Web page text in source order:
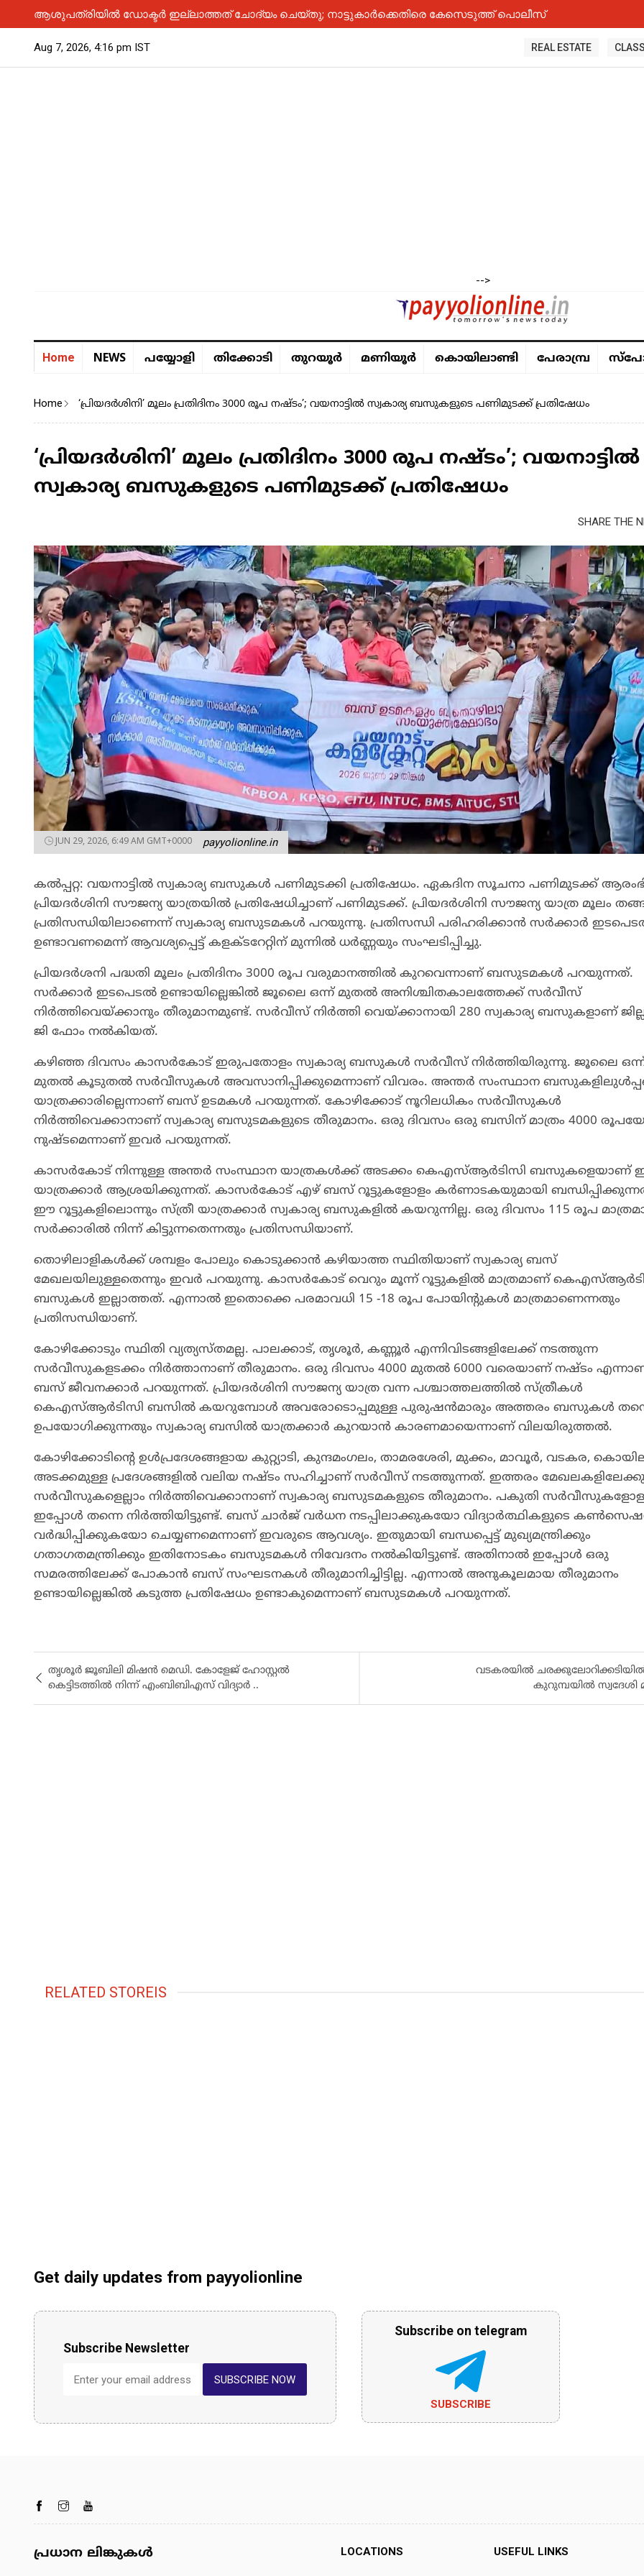
ആശുപത്രിയിൽ ഡോക്ടർ ഇല്ലാത്തത് ചോദ്യം ചെയ്തു; നാട്ടുകാർക്കെതിരെ കേസെടുത്ത് പൊലീസ്
Aug 7, 2026, 4:16 pm IST REAL ESTATE
-->
Home NEWS പയ്യോളി തിക്കോടി തുറയൂര്‍ മണിയൂര്‍ കൊയിലാണ്ടി പേരാമ്പ്ര
Home ‘പ്രിയദർശിനി’ മൂലം പ്രതിദിനം 3000 രൂപ നഷ്ടം’; വയനാട്ടിൽ സ്വകാര്യ ബസുകളുടെ പണിമുടക്ക് പ്രതിഷേധം
‘പ്രിയദർശിനി’ മൂലം പ്രതിദിനം 3000 രൂപ നഷ്ടം’; വയനാട്ടിൽ
സ്വകാര്യ ബസുകളുടെ പണിമുടക്ക് പ്രതിഷേധം
SHARE THE
JUN 29, 2026, 6:49 AM GMT+0000 payyolionline.in
കൽപ്പറ്റ: വയനാട്ടിൽ സ്വകാര്യ ബസുകൾ പണിമുടക്കി പ്രതിഷേധം. ഏകദിന സൂചനാ പണിമുടക്ക്
പ്രിയദർശിനി സൗജന്യ യാത്രയിൽ പ്രതിഷേധിച്ചാണ് പണിമുടക്ക്. പ്രിയദർശിനി സൗജന്യ യാത്ര മൂലം
പ്രതിസന്ധിയിലാണെന്ന് സ്വകാര്യ ബസുടമകൾ പറയുന്നു. പ്രതിസന്ധി പരിഹരിക്കാൻ സർക്കാർ
ഉണ്ടാവണമെന്ന് ആവശ്യപ്പെട്ട് കളക്ടറേറ്റിന് മുന്നിൽ ധർണ്ണയും സംഘടിപ്പിച്ചു.
പ്രിയദർശനി പദ്ധതി മൂലം പ്രതിദിനം 3000 രൂപ വരുമാനത്തിൽ കുറവെന്നാണ് ബസുടമകൾ പറയുന്നത്.
സർക്കാർ ഇടപെടൽ ഉണ്ടായില്ലെങ്കിൽ ജൂലൈ ഒന്ന് മുതൽ അനിശ്ചിതകാലത്തേക്ക് സർവീസ്
നിർത്തിവെയ്ക്കാനും തീരുമാനമുണ്ട്. സർവീസ് നിർത്തി വെയ്ക്കാനായി 280 സ്വകാര്യ ബസുകളാണ്
ജി ഫോം നൽകിയത്.
കഴിഞ്ഞ ദിവസം കാസർകോട് ഇരുപതോളം സ്വകാര്യ ബസുകൾ സർവീസ് നിർത്തിയിരുന്നു. ജൂലൈ
മുതൽ കൂടുതൽ സർവീസുകൾ അവസാനിപ്പിക്കുമെന്നാണ് വിവരം. അന്തർ സംസ്ഥാന
യാത്രക്കാരില്ലെന്നാണ് ബസ് ഉടമകൾ പറയുന്നത്. കോഴിക്കോട് നൂറിലധികം സർവീസുകൾ
നിർത്തിവെക്കാനാണ് സ്വകാര്യ ബസുടമകളുടെ തീരുമാനം. ഒരു ദിവസം ഒരു ബസിന് മാത്രം 4000
നുഷ്ടമെന്നാണ് ഇവർ പറയുന്നത്.
കാസർകോട് നിന്നുള്ള അന്തർ സംസ്ഥാന യാത്രകൾക്ക് അടക്കം കെഎസ്ആർടിസി ബസുകളെയാണ്
യാത്രക്കാർ ആശ്രയിക്കുന്നത്. കാസർകോട് എഴ് ബസ് റൂട്ടുകളോളം കർണാടകയുമായി
ഈ റൂട്ടുകളിലൊന്നും സ്ത്രീ യാത്രക്കാർ സ്വകാര്യ ബസുകളിൽ കയറുന്നില്ല. ഒരു ദിവസം 115 രൂപ
സർക്കാരിൽ നിന്ന് കിട്ടുന്നതെന്നതും പ്രതിസന്ധിയാണ്.
തൊഴിലാളികൾക്ക് ശമ്പളം പോലും കൊടുക്കാൻ കഴിയാത്ത സ്ഥിതിയാണ് സ്വകാര്യ ബസ്
മേഖലയിലുള്ളതെന്നും ഇവർ പറയുന്നു. കാസർകോട് വെറും മൂന്ന് റൂട്ടുകളിൽ മാത്രമാണ്
ബസുകൾ ഇല്ലാത്തത്. എന്നാൽ ഇതൊക്കെ പരമാവധി 15 -18 രൂപ പോയിന്റുകൾ മാത്രമാണെന്നതും
പ്രതിസന്ധിയാണ്.
കോഴിക്കോടും സ്ഥിതി വ്യത്യസ്തമല്ല. പാലക്കാട്, തൃശൂർ, കണ്ണൂർ എന്നിവിടങ്ങളിലേക്ക് നടത്തുന്ന
സർവീസുകളടക്കം നിർത്താനാണ് തീരുമാനം. ഒരു ദിവസം 4000 മുതൽ 6000 വരെയാണ് നഷ്ടം
ബസ് ജീവനക്കാർ പറയുന്നത്. പ്രിയദർശിനി സൗജന്യ യാത്ര വന്ന പശ്ചാത്തലത്തിൽ സ്ത്രീകൾ
കെഎസ്ആർടിസി ബസിൽ കയറുമ്പോൾ അവരോടൊപ്പമുള്ള പുരുഷൻമാരും അത്തരം ബസുകൾ
ഉപയോഗിക്കുന്നതും സ്വകാര്യ ബസിൽ യാത്രക്കാർ കുറയാൻ കാരണമായെന്നാണ് വിലയിരുത്തൽ.
കോഴിക്കോടിന്റെ ഉൾപ്രദേശങ്ങളായ കുറ്റ്യാടി, കുന്ദമംഗലം, താമരശേരി, മുക്കം, മാവൂർ, വടകര,
അടക്കമുള്ള പ്രദേശങ്ങളിൽ വലിയ നഷ്ടം സഹിച്ചാണ് സർവീസ് നടത്തുന്നത്. ഇത്തരം
സർവീസുകളെല്ലാം നിർത്തിവെക്കാനാണ് സ്വകാര്യ ബസുടമകളുടെ തീരുമാനം. പകുതി
ഇപ്പോൾ തന്നെ നിർത്തിയിട്ടുണ്ട്. ബസ് ചാർജ് വർധന നടപ്പിലാക്കുകയോ വിദ്യാർത്ഥികളുടെ
വർദ്ധിപ്പിക്കുകയോ ചെയ്യണമെന്നാണ് ഇവരുടെ ആവശ്യം. ഇതുമായി ബന്ധപ്പെട്ട് മുഖ്യമന്ത്രിക്കും
ഗതാഗതമന്ത്രിക്കും ഇതിനോടകം ബസുടമകൾ നിവേദനം നൽകിയിട്ടുണ്ട്. അതിനാൽ ഇപ്പോൾ ഒരു
സമരത്തിലേക്ക് പോകാൻ ബസ് സംഘടനകൾ തീരുമാനിച്ചിട്ടില്ല. എന്നാൽ അനുകൂലമായ തീരുമാനം
ഉണ്ടായില്ലെങ്കിൽ കടുത്ത പ്രതിഷേധം ഉണ്ടാകുമെന്നാണ് ബസുടമകൾ പറയുന്നത്.
തൃശൂർ ജൂബിലി മിഷൻ മെഡി. കോളേജ് ഹോസ്റ്റൽ
കെട്ടിടത്തിൽ നിന്ന് എംബിബിഎസ് വിദ്യാർ ..
വടകരയിൽ
കുറുമ്പയിൽ സ്വദേശി
RELATED STOREIS
Get daily updates from payyolionline
Subscribe Newsletter
SUBSCRIBE NOW
Subscribe on telegram
SUBSCRIBE
പ്രധാന ലിങ്കുകൾ LOCATIONS USEFUL LINKS